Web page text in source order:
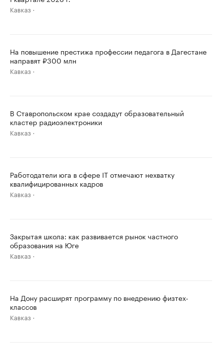
Кавказ
На повышение престижа профессии педагога в Дагестане
направят ₽300 млн
Кавказ
В Ставропольском крае создадут образовательный
кластер радиоэлектроники
Кавказ
Работодатели юга в сфере IT отмечают нехватку
квалифицированных кадров
Кавказ
Закрытая школа: как развивается рынок частного
образования на Юге
Кавказ
На Дону расширят программу по внедрению физтех-
классов
Кавказ